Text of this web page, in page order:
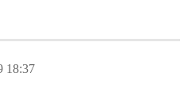
18:37